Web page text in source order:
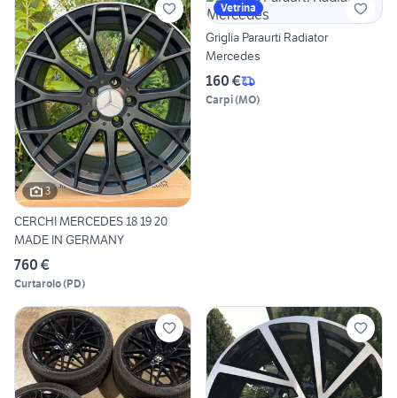
3
CERCHI MERCEDES 18 19 20
MADE IN GERMANY
760 €
Curtarolo(PD)
Vetrina
Griglia Paraurti Radiator
Mercedes
160 €
Carpi(MO)